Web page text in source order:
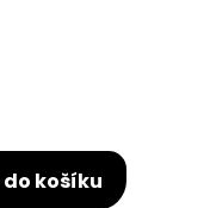
košíku